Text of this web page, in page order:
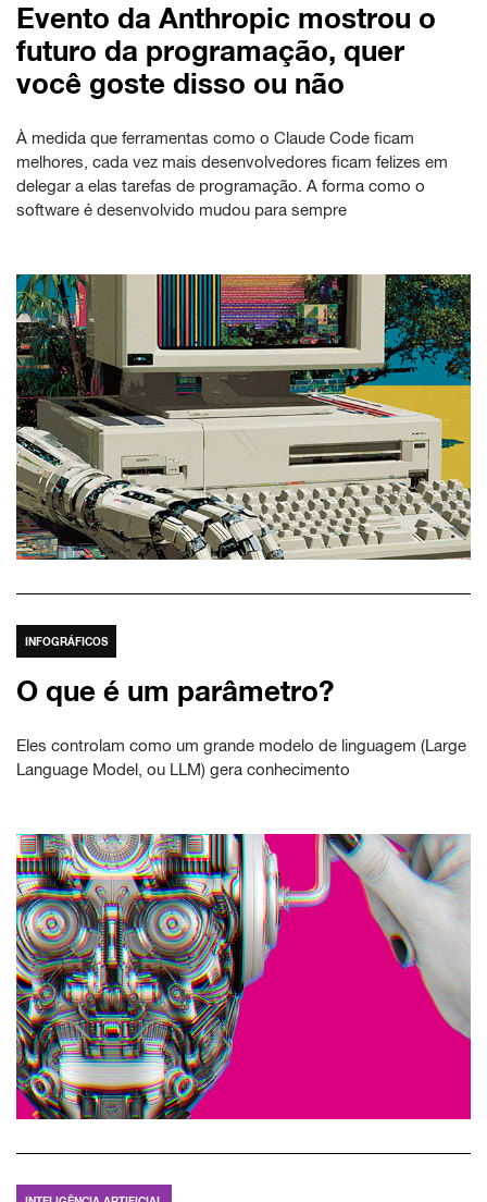
Evento da Anthropic mostrou o
futuro da programação, quer
você goste disso ou não
À medida que ferramentas como o Claude Code ficam
melhores, cada vez mais desenvolvedores ficam felizes em
delegar a elas tarefas de programação. A forma como o
software é desenvolvido mudou para sempre
INFOGRÁFICOS
O que é um parâmetro?
Eles controlam como um grande modelo de linguagem (Large
Language Model, ou LLM) gera conhecimento